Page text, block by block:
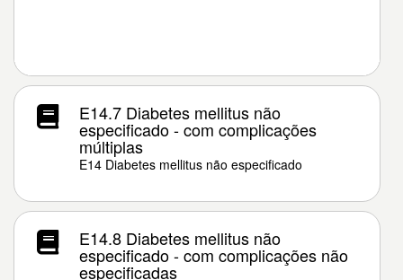
E14.7 Diabetes mellitus não
especificado - com complicações
múltiplas
E14 Diabetes mellitus não especificado
E14.8 Diabetes mellitus não
especificado - com complicações não
especificadas